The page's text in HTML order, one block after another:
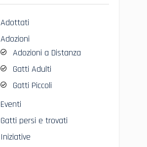
Adottati
Adozioni
Adozioni a Distanza
Gatti Adulti
Gatti Piccoli
Eventi
Gatti persi e trovati
Iniziative